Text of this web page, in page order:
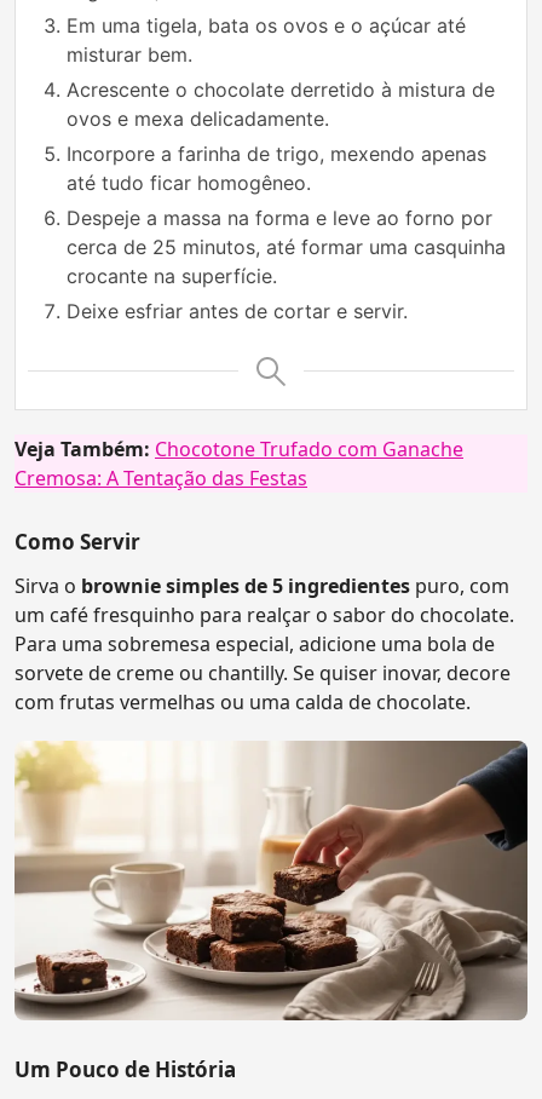
Em uma tigela, bata os ovos e o açúcar até
misturar bem.
Acrescente o chocolate derretido à mistura de
ovos e mexa delicadamente.
Incorpore a farinha de trigo, mexendo apenas
até tudo ficar homogêneo.
Despeje a massa na forma e leve ao forno por
cerca de 25 minutos, até formar uma casquinha
crocante na superfície.
Deixe esfriar antes de cortar e servir.
Veja Também: Chocotone Trufado com Ganache
Cremosa: A Tentação das Festas
Como Servir
Sirva o brownie simples de 5 ingredientes puro, com
um café fresquinho para realçar o sabor do chocolate.
Para uma sobremesa especial, adicione uma bola de
sorvete de creme ou chantilly. Se quiser inovar, decore
com frutas vermelhas ou uma calda de chocolate.
Um Pouco de História